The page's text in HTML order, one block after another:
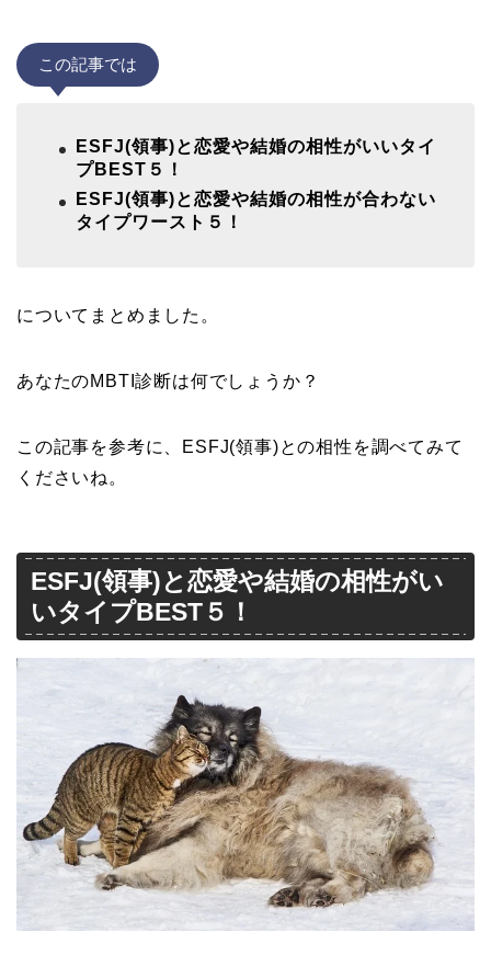
この記事では
ESFJ(領事)と恋愛や結婚の相性がいいタイ
プBEST５！
ESFJ(領事)と恋愛や結婚の相性が合わない
タイプワースト５！
についてまとめました。
あなたのMBTI診断は何でしょうか？
この記事を参考に、ESFJ(領事)との相性を調べてみて
くださいね。
ESFJ(領事)と恋愛や結婚の相性がい
いタイプBEST５！